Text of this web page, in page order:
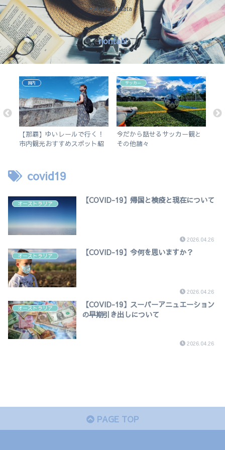
Hakuna Matata !
nontabi
国内
【那覇】ゆいレールで行く！
市内観光おすすめスポット紹
サッカー
今だから話せるサッカー観と
その他諸々
covid19
オーストラリア 【COVID-19】帰国と検疫と現在について
2026.04.26
オーストラリア 【COVID-19】今何を思いますか？
2026.04.26
オーストラリア
【COVID-19】スーパーアニュエーション
の早期引き出しについて
2026.04.26
PAGE TOP